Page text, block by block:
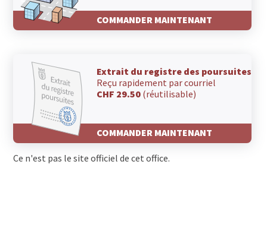
COMMANDER MAINTENANT
Extrait du registre des poursuites
Reçu rapidement par courriel
CHF 29.50 (réutilisable)
COMMANDER MAINTENANT
Ce n'est pas le site officiel de cet office.